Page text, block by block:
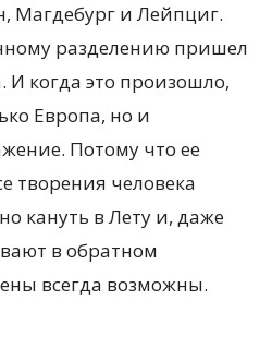
Магдебург и Лейпциг.
разделению пришел
И когда это произошло,
Европа, но и
Потому что ее
творения человека
кануть в Лету и, даже
в обратном
всегда возможны.